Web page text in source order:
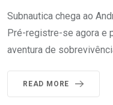
Subnautica chega ao
Pré-registre-se agora e
aventura de
READ MORE